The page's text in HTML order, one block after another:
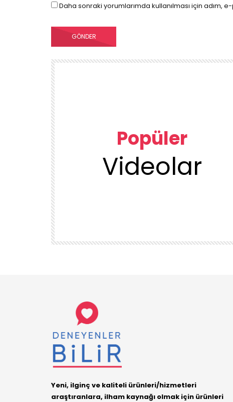
Daha sonraki yorumlarımda kullanılması için adım,
Popüler
Videolar
Yeni, ilginç ve kaliteli ürünleri/hizmetleri
araştıranlara, ilham kaynağı olmak için ürünleri